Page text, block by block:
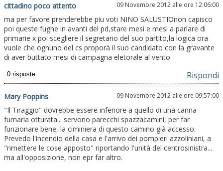
cittadino poco attento 09 Novembre 2012 alle ore 12:06:00
ma per favore prenderebbe piu voti NINO SALUSTIOnon capisco
poi queste fughe in avanti del pd,stare mesi e mesi a parlare di
primarie x poi scegliere il segretario del suo partito,la logica ora
vuole che ognuno del cs proporà il suo candidato con la gravante
di aver buttato mesi di campagna eletorale al vento
Rispondi
Mary Poppins 09 Novembre 2012 alle ore 09:57:00
"Il Tiraggio" dovrebbe essere inferiore a quello di una canna
fumaria otturata... servono parecchi spazzacamini, per far
funzionare bene, la ciminiera di questo camino già accesso.
Prevedo l'incendio della casa e l'arrivo dei pompieri azzoliniani, a
"rimettere le cose apposto" riportando l'unità del centrosinistra...
ma all'opposizione, non epr far altro.